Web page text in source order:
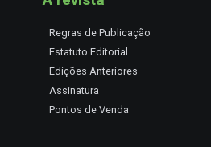
Regras de Publicação
Estatuto Editorial
Edições Anteriores
Assinatura
Pontos de Venda